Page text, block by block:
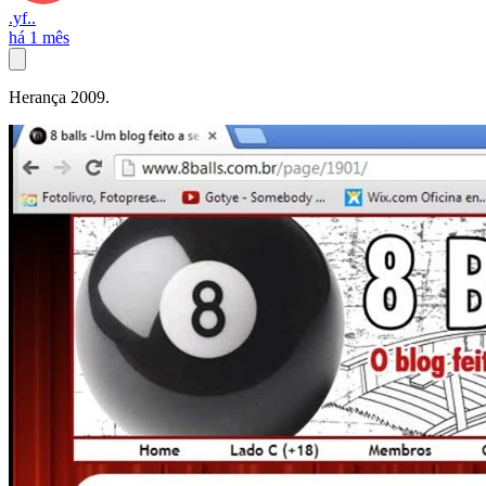
.yf..
há 1 mês
Herança 2009.